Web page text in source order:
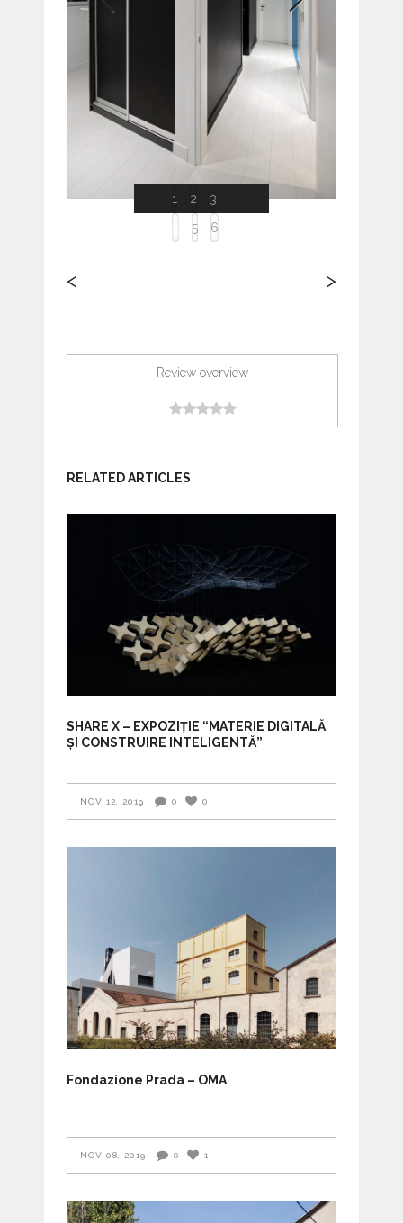
1 2
3
5 6
< >
Review overview
RELATED ARTICLES
SHARE X – EXPOZIȚIE “MATERIE DIGITALĂ
ȘI CONSTRUIRE INTELIGENTĂ”
NOV 12, 2019 0 0
Fondazione Prada – OMA
NOV 08, 2019 0 1